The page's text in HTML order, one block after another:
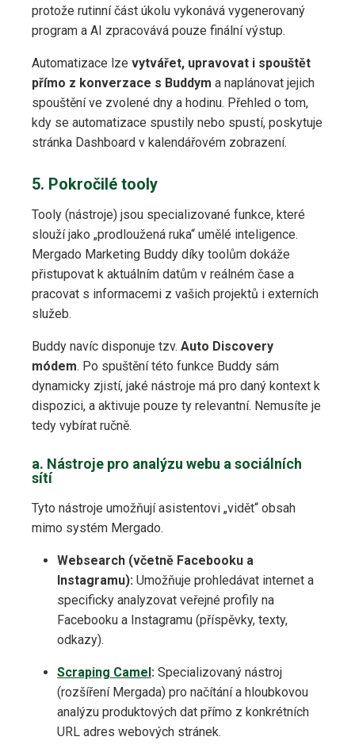
protože rutinní část úkolu vykonává vygenerovaný
program a AI zpracovává pouze finální výstup.
Automatizace lze vytvářet, upravovat i spouštět
přímo z konverzace s Buddym a naplánovat jejich
spouštění ve zvolené dny a hodinu. Přehled o tom,
kdy se automatizace spustily nebo spustí, poskytuje
stránka Dashboard v kalendářovém zobrazení.
5. Pokročilé tooly
Tooly (nástroje) jsou specializované funkce, které
slouží jako „prodloužená ruka“ umělé inteligence.
Mergado Marketing Buddy díky toolům dokáže
přistupovat k aktuálním datům v reálném čase a
pracovat s informacemi z vašich projektů i externích
služeb.
Buddy navíc disponuje tzv. Auto Discovery
módem. Po spuštění této funkce Buddy sám
dynamicky zjistí, jaké nástroje má pro daný kontext k
dispozici, a aktivuje pouze ty relevantní. Nemusíte je
tedy vybírat ručně.
a. Nástroje pro analýzu webu a sociálních
sítí
Tyto nástroje umožňují asistentovi „vidět“ obsah
mimo systém Mergado.
Websearch (včetně Facebooku a
Instagramu): Umožňuje prohledávat internet a
specificky analyzovat veřejné profily na
Facebooku a Instagramu (příspěvky, texty,
odkazy).
Scraping Camel : Specializovaný nástroj
(rozšíření Mergada) pro načítání a hloubkovou
analýzu produktových dat přímo z konkrétních
URL adres webových stránek.